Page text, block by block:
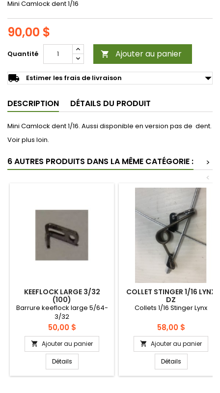
Mini Camlock dent 1/16
90,00 $
Quantité  Ajouter au panier
local_shipping Estimer les frais de livraison arrow_drop_down
DESCRIPTION DÉTAILS DU PRODUIT
Mini Camlock dent 1/16. Aussi disponible en version pas de dent.
Voir plus loin.
6 AUTRES PRODUITS DANS LA MÊME CATÉGORIE :
>
<
KEEFLOCK LARGE 3/32
(100)
Barrure keeflock large 5/64-
3/32
Prix
50,00 $
 Ajouter au panier
Détails
COLLET STINGER 1/16 LYNX
DZ
Collets 1/16 Stinger Lynx
Prix
58,00 $
 Ajouter au panier
Détails